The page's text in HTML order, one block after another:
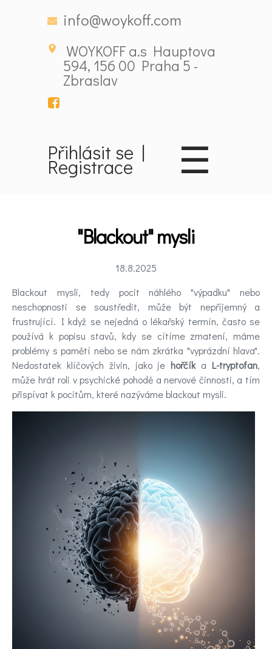
info@woykoff.com
WOYKOFF a.s Hauptova
594, 156 00 Praha 5 -
Zbraslav
Přihlásit se |
Registrace
Domů
ovlivňující
Novinky
Poradna
a
chat
Test
nálady
Hledáte
účinnou
pomoc
Videa
Kontakt
Registrace
☰
"Blackout" mysli
18.8.2025
Blackout mysli, tedy pocit náhlého "výpadku" nebo
neschopnosti se soustředit, může být nepříjemný a
frustrující. I když se nejedná o lékařský termín, často se
používá k popisu stavů, kdy se cítíme zmatení, máme
problémy s pamětí nebo se nám zkrátka "vyprázdní hlava".
Nedostatek klíčových živin, jako je hořčíka L-tryptofan,
může hrát roli v psychické pohodě a nervové činnosti, a tím
přispívat k pocitům, které nazýváme blackout mysli.